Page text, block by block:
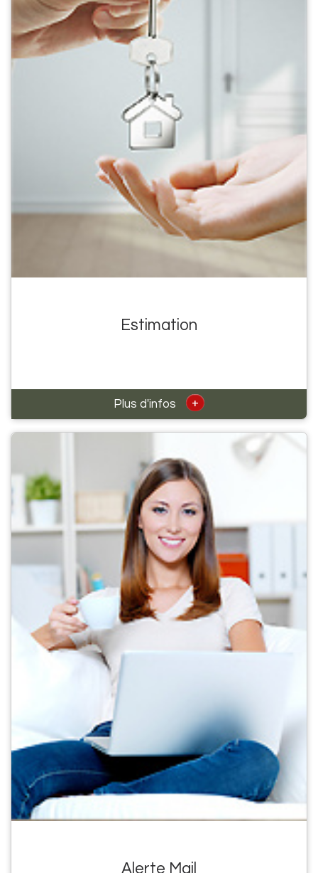
Estimation
Plus d'infos +
Alerte Mail